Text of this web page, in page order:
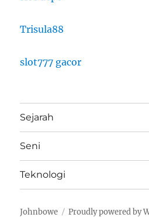
Trisula88
slot777 gacor
Sejarah
Seni
Teknologi
Johnbowe Proudly powered by